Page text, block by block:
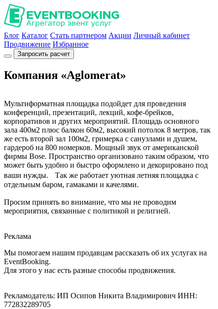
Блог Каталог Стать партнером Акции Личный кабинет
Продвижение Избранное
Запросить расчет
Компания «Aglomerat»
Мультиформатная площадка подойдет для проведения
конференций, презентаций, лекций, кофе-брейков,
корпоративов и других мероприятий. Площадь основного
зала 400м2 плюс балкон 60м2, высокий потолок 8 метров, так
же есть второй зал 100м2, гримерка с санузлами и душем,
гардероб на 800 номерков. Мощный звук от американской
фирмы Bose. Пространство организовано таким образом, что
может быть удобно и быстро оформлено и декорировано под
ваши нужды. Так же работает уютная летняя площадка с
отдельным баром, гамаками и качелями.
Просим принять во внимание, что мы не проводим
мероприятия, связанные с политикой и религией.
Реклама
Мы помогаем нашим продавцам рассказать об их услугах на
EventBooking.
Для этого у нас есть разные способы продвижения.
Рекламодатель: ИП Осипов Никита Владимирович ИНН:
772832289705